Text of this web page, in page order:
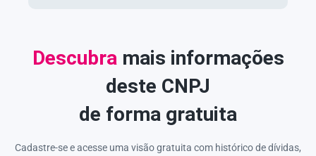
Descubra mais informações
deste CNPJ
de forma gratuita
Cadastre-se e acesse uma visão gratuita com histórico de dívidas,